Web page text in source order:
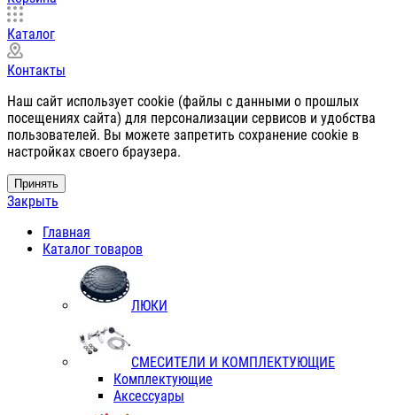
Каталог
Контакты
Наш сайт использует cookie (файлы с данными о прошлых
посещениях сайта) для персонализации сервисов и удобства
пользователей. Вы можете запретить сохранение cookie в
настройках своего браузера.
Принять
Закрыть
Главная
Каталог товаров
ЛЮКИ
СМЕСИТЕЛИ И КОМПЛЕКТУЮЩИЕ
Комплектующие
Аксессуары